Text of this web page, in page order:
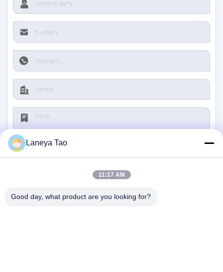
জমা দিন
Laneya Tao
11:17 AM
Good day, what product are you looking for?